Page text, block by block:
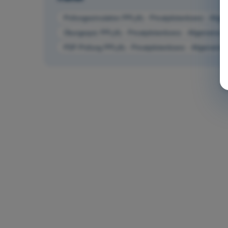
Prüfungssimulation PPL(A) - Privatpilotenlizenz -
Übungsquiz PPL(A) - Privatpilotenlizenz - Allgemeine